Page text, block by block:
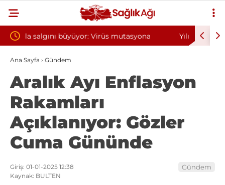
Yılın ilk 6 ayında 10 bini aşkın hasta hiperbarik
oksijen tedavisinden yararlandı
Ana Sayfa › Gündem
Aralık Ayı Enflasyon
Rakamları
Açıklanıyor: Gözler
Cuma Gününde
Giriş: 01-01-2025 12:38
Kaynak: BULTEN
Gündem